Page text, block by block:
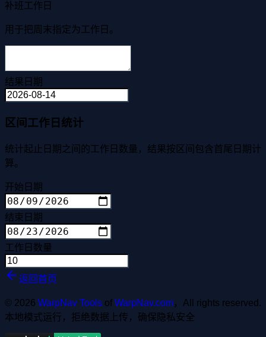
补班工作日
用于把周末指定为工作日。
结果日期
区间工作日统计
统计起止日期之间的工作日数量，结果按区间包含首尾日期计
算。
开始日期
结束日期
工作日数量
返回首页
© 2026 WarpNav Tools of WarpNav.com，All rights reserved.
本地模式运行，拒绝数据上传，确保隐私安全